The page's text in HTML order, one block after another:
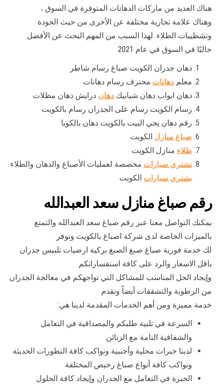
هناك العديد من ماركات الدهانات المتوفرة في السوق ،
وهناك علامة تجارية مختلفة عن الأخرى من حيث الجودة
وتشطيبات الطلاء. لهذا السبب من المهم البحث عن الأفضل
حاليًا في السوق في عام 2021
دهان جدران الكويت صباغ رسام شاطر
معلم دهانات محترف رسام دهانات
دهان ابواب دهان شبابيك دهان درايش دهان مظلات
رسام الكويت رسام على الجدران رسام بالكويت
رقم دهان يجي البيت بالكويت دهان بالكويا
صباغ منازل الكويت
طلاء منازل الكويت
نشتري سيارات مخصصة لعمليات الأصباغ والدهان والطلاء
يشتري سيارات الكويت
رقم صباغ منازل سعد العبدالله
يمكنك التواصل معنا عبر رقم صباغ سعد العبدالله والتمتع
بالميزات الخاصة لدى شركة اصباغ بالكويت ونوفر
لك خدمة فورية صباغ صبغ الصبغ بركية ارضيات تلبيس جدران
باقل الاسعار والرد على كافة استفساراتكم
وإيجاد الحل المناسب للمشاكل التي تواجهكم في معالجة الجدران
من الرطوبة والتشققات أيضاً ونقدم
خدمة مميزة ومن أهم الخدمات المقدمة لدينا هي:
السرعة في تلبية طلبكم والمصداقية في التعامل
والشفافية التامة مع الزبائن
لدينا خبرات محلية وأجنبية ونواكب كافة التطورات الحديثة
ونواكب كافة أنواع صباغ رخيص المختلفة
الخبرة في التعامل مع الجدران وإيجاد كافة الحلول